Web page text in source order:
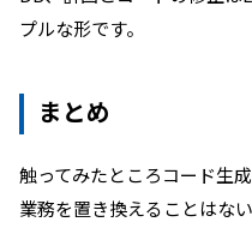
プルな形です。
まとめ
触ってみたところコード生
業務を置き換えることはな